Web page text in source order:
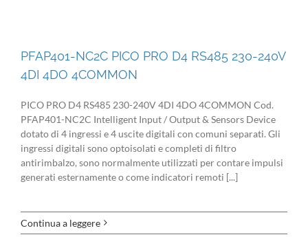
PFAP401-NC2C PICO PRO D4 RS485 230-240V
4DI 4DO 4COMMON
PICO PRO D4 RS485 230-240V 4DI 4DO 4COMMON Cod.
PFAP401-NC2C Intelligent Input / Output & Sensors Device
dotato di 4 ingressi e 4 uscite digitali con comuni separati. Gli
ingressi digitali sono optoisolati e completi di filtro
antirimbalzo, sono normalmente utilizzati per contare impulsi
generati esternamente o come indicatori remoti [...]
Continua a leggere